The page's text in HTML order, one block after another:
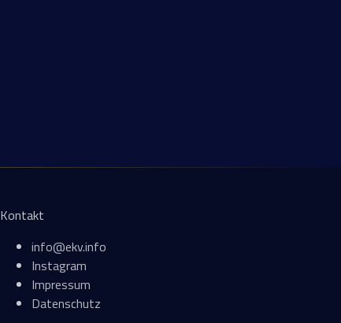
Kontakt
info@ekv.info
Instagram
Impressum
Datenschutz